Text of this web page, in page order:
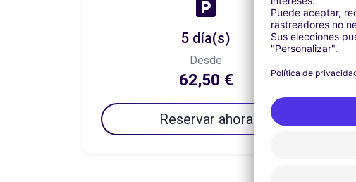
5 día(s)
Desde
62,50 €
Reservar ahora